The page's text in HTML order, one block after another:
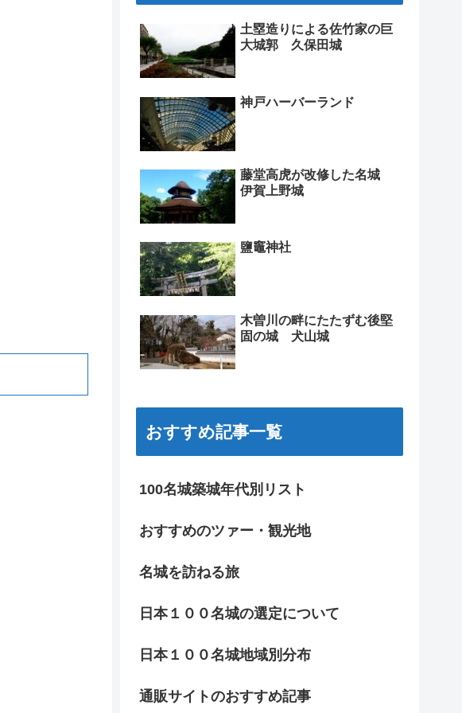
土塁造りによる佐竹家の巨
大城郭 久保田城
神戸ハーバーランド
藤堂高虎が改修した名城
伊賀上野城
鹽竈神社
木曽川の畔にたたずむ後堅
固の城 犬山城
おすすめ記事一覧
100名城築城年代別リスト
おすすめのツァー・観光地
名城を訪ねる旅
日本１００名城の選定について
日本１００名城地域別分布
通販サイトのおすすめ記事